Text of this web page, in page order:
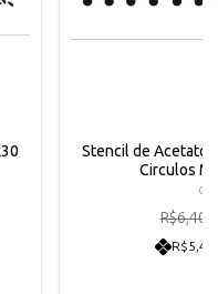
Stencil de Acetato
Circulos
R$6,40
R$5,47